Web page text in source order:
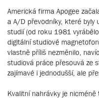
Americká firma Apogee
a A/D převodníky, které byly
studií (od roku 1981
digitální studiové
vlastně příliš nezměnilo,
studiová práce přesouvá ze
zajímavé i jednodušší, ale
Kvalitní nahrávky je